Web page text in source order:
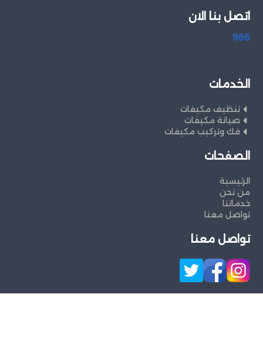
اتصل بنا الان
966
الخدمات
تنظيف مكيفات
صيانة مكيفات
فك وتركيب مكيفات
الصفحات
الرئيسية
من نحن
خدماتنا
تواصل معنا
تواصل معنا